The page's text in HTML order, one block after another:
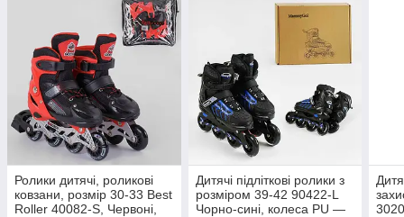
Ролики дитячі, роликові
ковзани, розмір 30-33 Best
Roller 40082-S, Червоні,
Дитячі підліткові ролики з
розміром 39-42 90422-L
Чорно-сині, колеса PU —